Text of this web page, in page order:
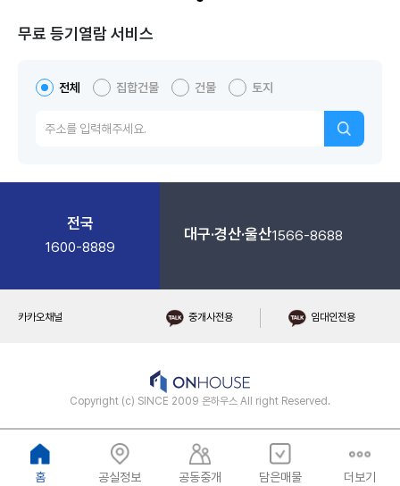
무료 등기열람 서비스
전체 집합건물 건물 토지
전국
1600-8889
대구·경산·울산1566-8688
카카오채널 중개사전용 임대인전용
Copyright (c) SINCE 2009 온하우스 All right Reserved.
홈 공실정보 공동중개 담은매물 더보기